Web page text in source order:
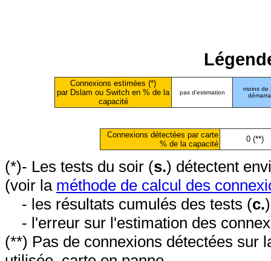
Connexions estimées (*)
par Dslam ou Switch en % de la
capacité
pas d'estimation
moins de
Connexions détectées par carte
% de la capacité
0 (**)
(*)- Les tests du soir (s.) détectent
(voir la méthode de calcul des
- les résultats cumulés des tests (c.
- l'erreur sur l'estimation des
(**) Pas de connexions détectées sur